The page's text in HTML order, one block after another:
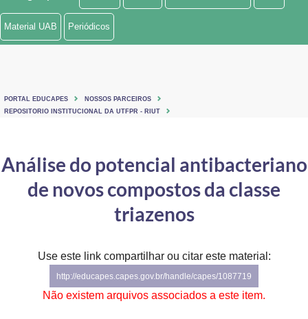
Ministério de Minas e Energia
Ministério do Turismo
Controladoria-Geral da União
Ministério da Mulher, da Família e dos Direitos Humanos
Secretaria de Governo
Gabinete de Segurança Institucional
Material UAB Periódicos
PORTAL EDUCAPES
NOSSOS PARCEIROS
REPOSITORIO INSTITUCIONAL DA UTFPR - RIUT
Análise do potencial antibacteriano
de novos compostos da classe
triazenos
Use este link compartilhar ou citar este material:
http://educapes.capes.gov.br/handle/capes/1087719
Não existem arquivos associados a este item.